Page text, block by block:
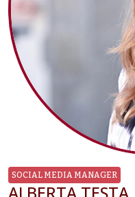
SOCIAL MEDIA MANAGER